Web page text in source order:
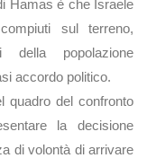
Hamas è che Israele
sul terreno,
della popolazione
accordo politico.
quadro del confronto
la decisione
di volontà di arrivare